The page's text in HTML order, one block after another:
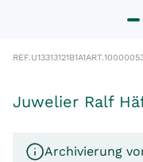
REF.U13313121B1A1ART.
Juwelier Ralf
Archivierung